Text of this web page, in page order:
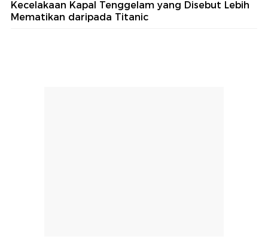
Kecelakaan Kapal Tenggelam yang Disebut Lebih
Mematikan daripada Titanic